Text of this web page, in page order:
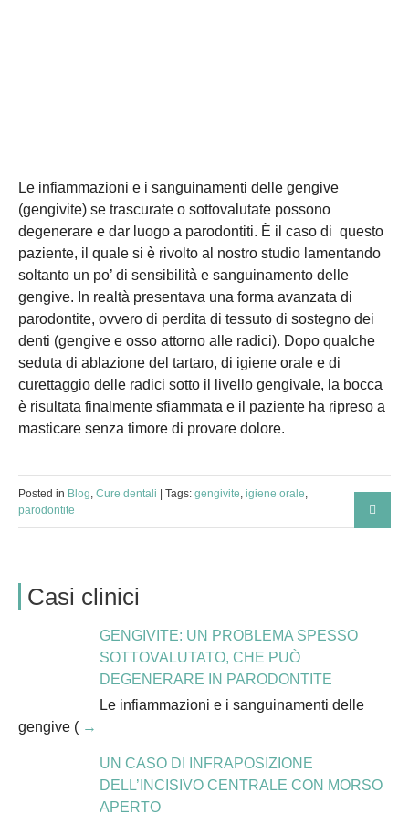
Casi clinici
GENGIVITE: UN PROBLEMA SPESSO
SOTTOVALUTATO, CHE PUÒ
DEGENERARE IN PARODONTITE
Le infiammazioni e i sanguinamenti delle
gengive (
UN CASO DI INFRAPOSIZIONE
DELL’INCISIVO CENTRALE CON MORSO
APERTO
Le infiammazioni e i sanguinamenti delle gengive
(gengivite) se trascurate o sottovalutate possono
degenerare e dar luogo a parodontiti. È il caso di questo
paziente, il quale si è rivolto al nostro studio lamentando
soltanto un po’ di sensibilità e sanguinamento delle
gengive. In realtà presentava una forma avanzata di
parodontite, ovvero di perdita di tessuto di sostegno dei
denti (gengive e osso attorno alle radici). Dopo qualche
seduta di ablazione del tartaro, di igiene orale e di
curettaggio delle radici sotto il livello gengivale, la bocca
è risultata finalmente sfiammata e il paziente ha ripreso a
masticare senza timore di provare dolore.
Posted in Blog, Cure dentali | Tags: gengivite, igiene orale,
parodontite